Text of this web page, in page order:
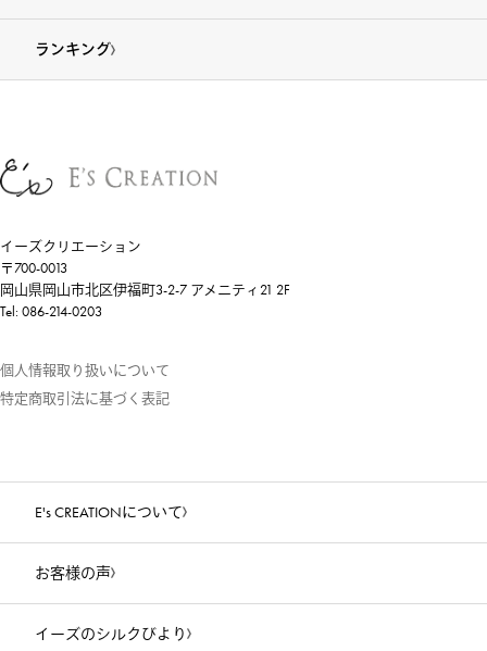
ランキング
イーズクリエーション
〒700-0013
岡山県岡山市北区伊福町3-2-7 アメニティ21 2F
Tel: 086-214-0203
個人情報取り扱いについて
特定商取引法に基づく表記
E's CREATIONについて
お客様の声
イーズのシルクびより